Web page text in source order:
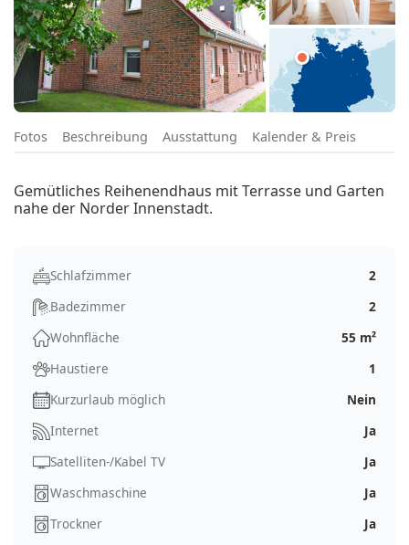
Fotos Beschreibung Ausstattung Kalender & Preis
Gemütliches Reihenendhaus mit Terrasse und Garten
nahe der Norder Innenstadt.
Schlafzimmer
2
Badezimmer
2
Wohnfläche
55 m²
Haustiere
1
Kurzurlaub möglich
Nein
Internet
Ja
Satelliten-/Kabel TV
Ja
Waschmaschine
Ja
Trockner
Ja